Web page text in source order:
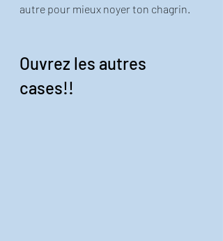
autre pour mieux noyer ton chagrin.
Ouvrez les autres
cases!!